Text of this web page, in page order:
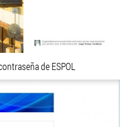
de ESPOL